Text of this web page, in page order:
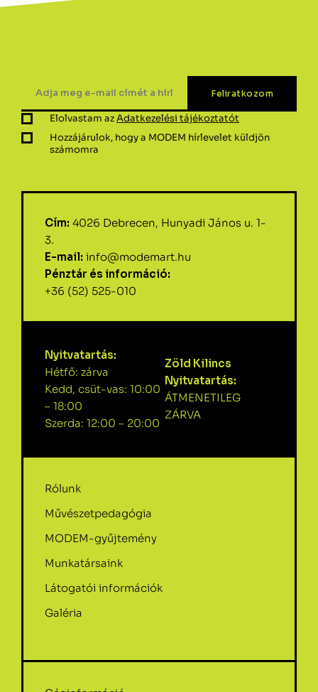
Elolvastam azAdatkezelési tájékoztatót
Hozzájárulok, hogy a MODEM hírlevelet küldjön
számomra
Cím: 4026 Debrecen, Hunyadi János u. 1-
3.
E-mail: info@modemart.hu
Pénztár és információ:
+36 (52) 525-010
Nyitvatartás:
Hétfő: zárva
Kedd, csüt-vas: 10:00
– 18:00
Szerda: 12:00 – 20:00
Zöld Kilincs
Nyitvatartás:
ÁTMENETILEG
ZÁRVA
Rólunk
Művészetpedagógia
MODEM-gyűjtemény
Munkatársaink
Látogatói információk
Galéria